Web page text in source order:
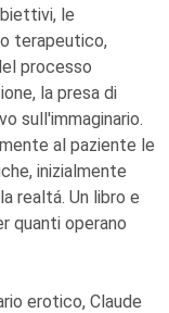
le
terapeutico,
processo
la presa di
sull'immaginario.
al paziente le
inizialmente
realtá. Un libro e
quanti operano
erotico, Claude